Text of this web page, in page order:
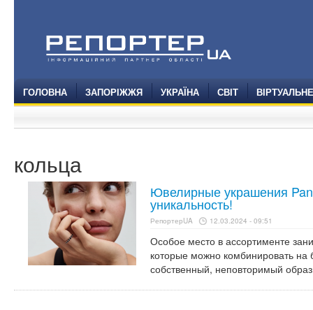
ГОЛОВНА ЗАПОРІЖЖЯ УКРАЇНА СВІТ
кольца
Ювелирные украшения
уникальность!
РепортерUA 12.03.2024 - 09:51
Особое место в ассортименте
которые можно комбинировать на
собственный, неповторимый